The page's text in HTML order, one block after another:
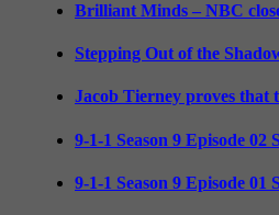
Brilliant Minds – NBC
Stepping Out of the
Jacob Tierney proves that
9-1-1 Season 9 Episode
9-1-1 Season 9 Episode